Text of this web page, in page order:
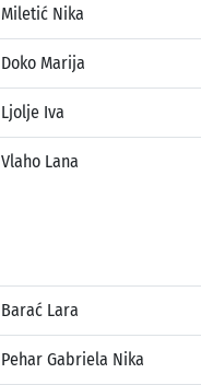
Miletić Nika
Doko Marija
Ljolje Iva
Vlaho Lana
Barać Lara
Pehar Gabriela Nika